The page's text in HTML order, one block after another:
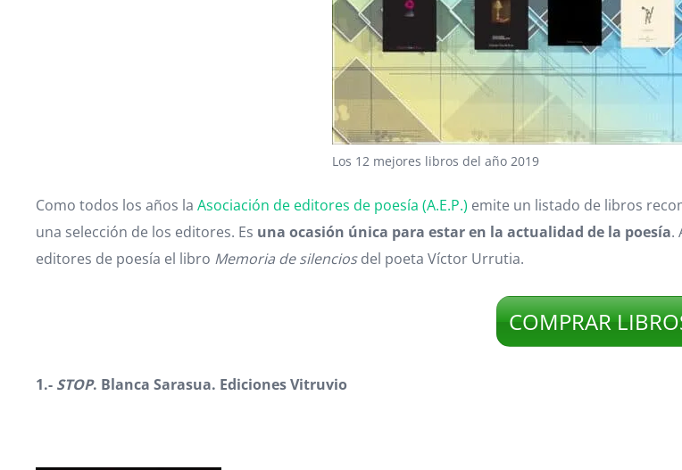
Los 12 mejores libros del año 2019
Como todos los años la Asociación de editores de poesía (A.E.P.) emite un listado de libros
una selección de los editores. Es una ocasión única para estar en la actualidad de la poesía.
editores de poesía el libro Memoria de silenciosdel poeta Víctor Urrutia.
COMPRAR
1.- STOP. Blanca Sarasua. Ediciones Vitruvio